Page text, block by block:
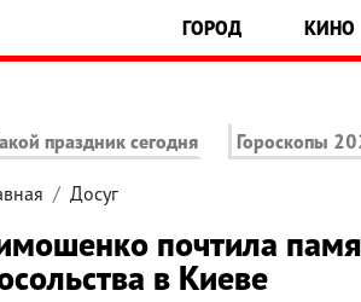
ГОРОД КИНО
праздник сегодня Гороскопы
Досуг
почтила
в Киеве